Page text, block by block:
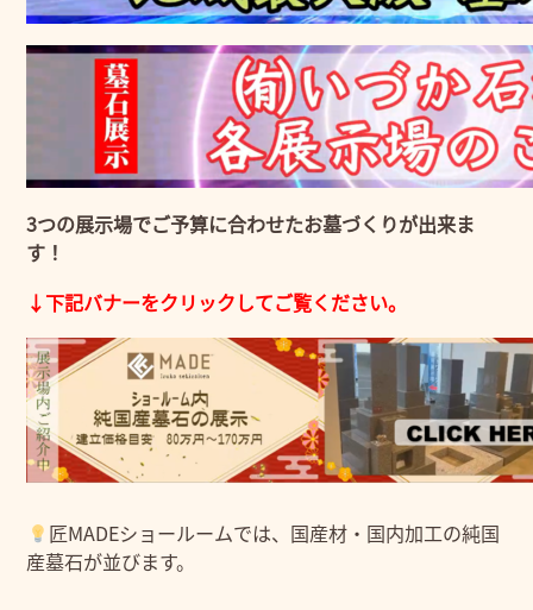
3つの展示場でご予算に合わせたお墓づくりが出来ま
す！
↓下記バナーをクリックしてご覧ください。
匠MADEショールームでは、国産材・国内加工の純国
産墓石が並びます。